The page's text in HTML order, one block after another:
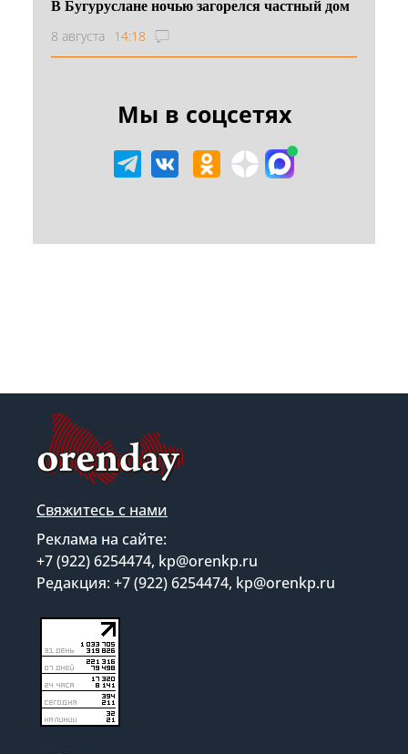
В Бугуруслане ночью загорелся частный дом
8 августа 14:18
Мы в соцсетях
Свяжитесь с нами
Реклама на сайте:
+7 (922) 6254474, kp@orenkp.ru
Редакция: +7 (922) 6254474, kp@orenkp.ru